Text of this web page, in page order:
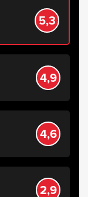
5,3
4,9
4,6
2,9